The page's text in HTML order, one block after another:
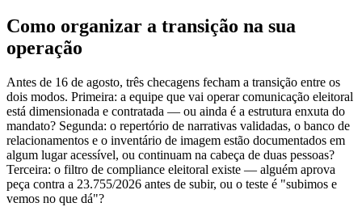
Como organizar a transição na sua
operação
Antes de 16 de agosto, três checagens fecham a transição entre os
dois modos. Primeira: a equipe que vai operar comunicação eleitoral
está dimensionada e contratada — ou ainda é a estrutura enxuta do
mandato? Segunda: o repertório de narrativas validadas, o banco de
relacionamentos e o inventário de imagem estão documentados em
algum lugar acessível, ou continuam na cabeça de duas pessoas?
Terceira: o filtro de compliance eleitoral existe — alguém aprova
peça contra a 23.755/2026 antes de subir, ou o teste é "subimos e
vemos no que dá"?